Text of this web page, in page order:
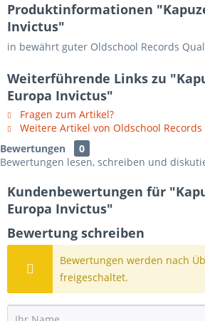
Produktinformationen
Invictus"
in bewährt guter Oldschool Records
Weiterführende Links zu
Europa Invictus"
Fragen zum Artikel?
Weitere Artikel von Oldschool Records
Bewertungen
0
Bewertungen lesen, schreiben und
Kundenbewertungen für
Europa Invictus"
Bewertung schreiben
Bewertungen werden nach
freigeschaltet.